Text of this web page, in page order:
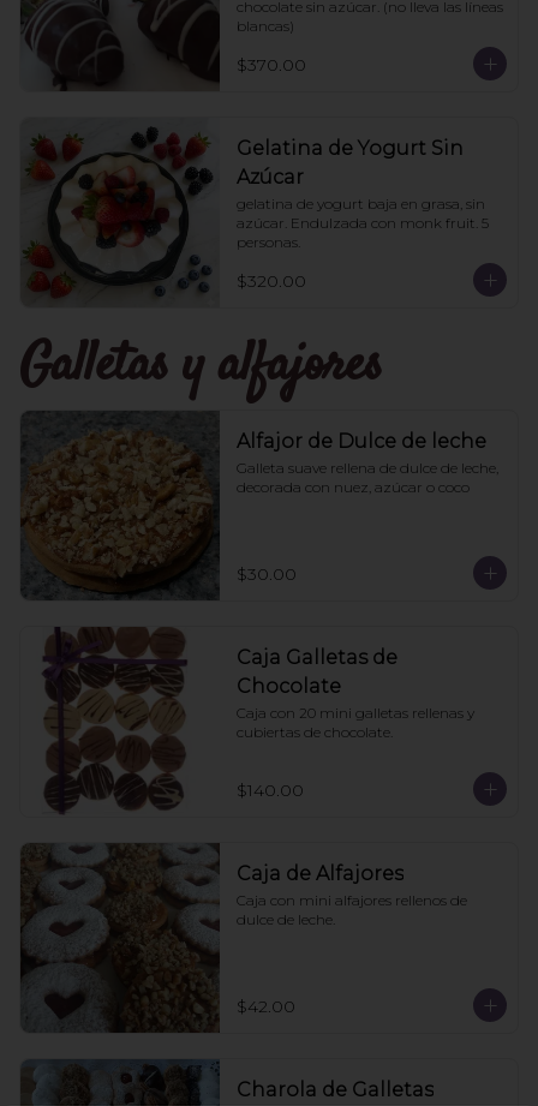
chocolate sin azúcar. (no lleva las líneas
blancas)
$370.00
Gelatina de Yogurt Sin
Azúcar
gelatina de yogurt baja en grasa, sin
azúcar. Endulzada con monk fruit. 5
personas.
$320.00
Galletas y alfajores
Alfajor de Dulce de leche
Galleta suave rellena de dulce de leche,
decorada con nuez, azúcar o coco
$30.00
Caja Galletas de
Chocolate
Caja con 20 mini galletas rellenas y
cubiertas de chocolate.
$140.00
Caja de Alfajores
Caja con mini alfajores rellenos de
dulce de leche.
$42.00
Charola de Galletas